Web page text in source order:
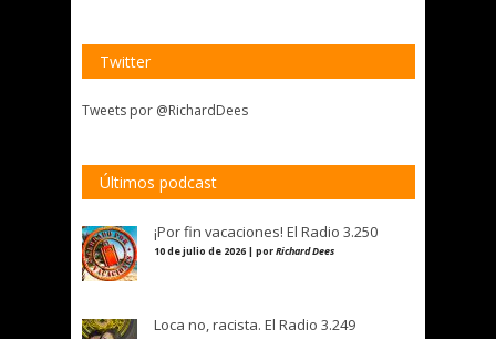
Twitter
Tweets por @RichardDees
Últimos podcast
¡Por fin vacaciones! El Radio 3.250
10 de julio de 2026 | porRichard Dees
Loca no, racista. El Radio 3.249